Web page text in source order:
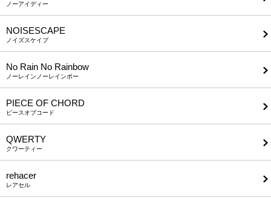
ノーアイディー
NOISESCAPE
ノイズスケイプ
No Rain No Rainbow
ノーレインノーレインボー
PIECE OF CHORD
ピースオブコード
QWERTY
クワーティー
rehacer
レアセル